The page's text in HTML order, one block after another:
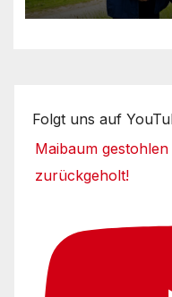
Folgt uns auf
Maibaum
zurückgeholt!